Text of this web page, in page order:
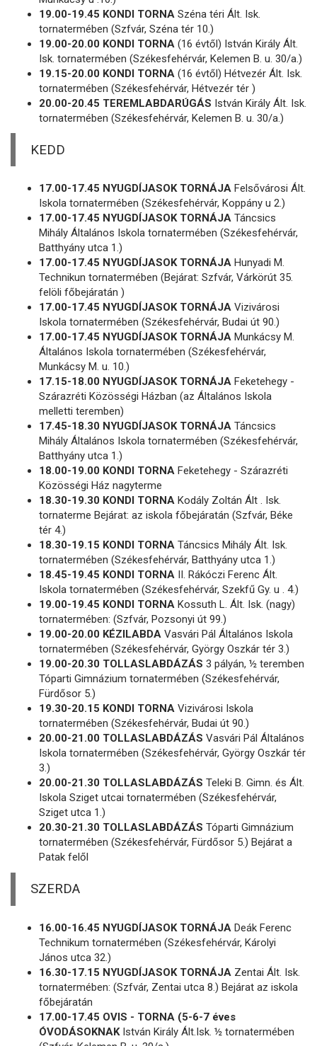
19.00-19.45 KONDI TORNA Széna téri Ált. Isk.
tornatermében (Szfvár, Széna tér 10.)
19.00-20.00 KONDI TORNA (16 évtől) István Király Ált.
Isk. tornatermében (Székesfehérvár, Kelemen B. u. 30/a.)
19.15-20.00 KONDI TORNA (16 évtől) Hétvezér Ált. Isk.
tornatermében (Székesfehérvár, Hétvezér tér )
20.00-20.45 TEREMLABDARÚGÁS István Király Ált. Isk.
tornatermében (Székesfehérvár, Kelemen B. u. 30/a.)
KEDD
17.00-17.45 NYUGDÍJASOK TORNÁJA Felsővárosi Ált.
Iskola tornatermében (Székesfehérvár, Koppány u 2.)
17.00-17.45 NYUGDÍJASOK TORNÁJA Táncsics
Mihály Általános Iskola tornatermében (Székesfehérvár,
Batthyány utca 1.)
17.00-17.45 NYUGDÍJASOK TORNÁJA Hunyadi M.
Technikun tornatermében (Bejárat: Szfvár, Várkörút 35.
felöli főbejáratán )
17.00-17.45 NYUGDÍJASOK TORNÁJA Vizivárosi
Iskola tornatermében (Székesfehérvár, Budai út 90.)
17.00-17.45 NYUGDÍJASOK TORNÁJA Munkácsy M.
Általános Iskola tornatermében (Székesfehérvár,
Munkácsy M. u. 10.)
17.15-18.00 NYUGDÍJASOK TORNÁJA Feketehegy -
Szárazréti Közösségi Házban (az Általános Iskola
melletti teremben)
17.45-18.30 NYUGDÍJASOK TORNÁJA Táncsics
Mihály Általános Iskola tornatermében (Székesfehérvár,
Batthyány utca 1.)
18.00-19.00 KONDI TORNA Feketehegy - Szárazréti
Közösségi Ház nagyterme
18.30-19.30 KONDI TORNA Kodály Zoltán Ált . Isk.
tornaterme Bejárat: az iskola főbejáratán (Szfvár, Béke
tér 4.)
18.30-19.15 KONDI TORNA Táncsics Mihály Ált. Isk.
tornatermében (Székesfehérvár, Batthyány utca 1.)
18.45-19.45 KONDI TORNA II. Rákóczi Ferenc Ált.
Iskola tornatermében (Székesfehérvár, Szekfű Gy. u . 4.)
19.00-19.45 KONDI TORNA Kossuth L. Ált. Isk. (nagy)
tornatermében: (Szfvár, Pozsonyi út 99.)
19.00-20.00 KÉZILABDA Vasvári Pál Általános Iskola
tornatermében (Székesfehérvár, György Oszkár tér 3.)
19.00-20.30 TOLLASLABDÁZÁS 3 pályán, ½ teremben
Tóparti Gimnázium tornatermében (Székesfehérvár,
Fürdősor 5.)
19.30-20.15 KONDI TORNA Vizivárosi Iskola
tornatermében (Székesfehérvár, Budai út 90.)
20.00-21.00 TOLLASLABDÁZÁS Vasvári Pál Általános
Iskola tornatermében (Székesfehérvár, György Oszkár tér
3.)
20.00-21.30 TOLLASLABDÁZÁS Teleki B. Gimn. és Ált.
Iskola Sziget utcai tornatermében (Székesfehérvár,
Sziget utca 1.)
20.30-21.30 TOLLASLABDÁZÁS Tóparti Gimnázium
tornatermében (Székesfehérvár, Fürdősor 5.) Bejárat a
Patak felől
SZERDA
16.00-16.45 NYUGDÍJASOK TORNÁJA Deák Ferenc
Technikum tornatermében (Székesfehérvár, Károlyi
János utca 32.)
16.30-17.15 NYUGDÍJASOK TORNÁJA Zentai Ált. Isk.
tornatermében: (Szfvár, Zentai utca 8.) Bejárat az iskola
főbejáratán
17.00-17.45 OVIS - TORNA (5-6-7 éves
ÓVODÁSOKNAKIstván Király Ált.Isk. ½ tornatermében